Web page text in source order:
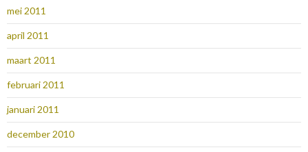
mei 2011
april 2011
maart 2011
februari 2011
januari 2011
december 2010